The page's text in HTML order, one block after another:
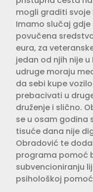
mogli graditi svoje
Imamo slučaj gdje
povučena
eura, za
jedan od njih nije
udruge moraju
da sebi kupe
prebacivati u
druženje i slično.
se u osam godina
tisuće dana nije
Obradović te
programa pomoć
subvencioniranju
psihološkoj